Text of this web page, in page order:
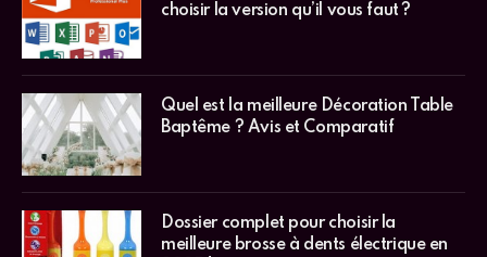
choisir la version qu’il vous faut ?
Quel est la meilleure Décoration Table
Baptême ? Avis et Comparatif
Dossier complet pour choisir la
meilleure brosse à dents électrique en